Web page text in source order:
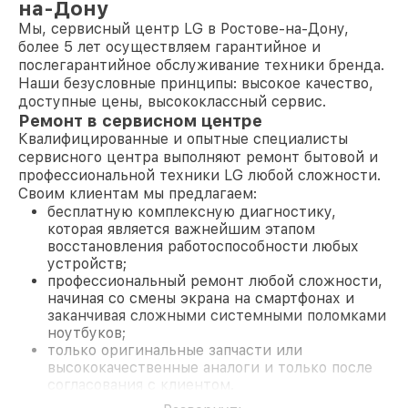
на-Дону
Мы, сервисный центр LG в Ростове-на-Дону,
более 5 лет осуществляем гарантийное и
послегарантийное обслуживание техники бренда.
Наши безусловные принципы: высокое качество,
доступные цены, высококлассный сервис.
Ремонт в сервисном центре
Квалифицированные и опытные специалисты
сервисного центра выполняют ремонт бытовой и
профессиональной техники LG любой сложности.
Своим клиентам мы предлагаем:
бесплатную комплексную диагностику,
которая является важнейшим этапом
восстановления работоспособности любых
устройств;
профессиональный ремонт любой сложности,
начиная со смены экрана на смартфонах и
заканчивая сложными системными поломками
ноутбуков;
только оригинальные запчасти или
высококачественные аналоги и только после
согласования с клиентом.
На все работы и замененные комплектующие